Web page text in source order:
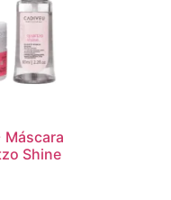
Máscara
Shine